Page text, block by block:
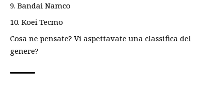
Bandai Namco
Koei Tecmo
Cosa ne pensate? Vi aspettavate una classifica del
genere?